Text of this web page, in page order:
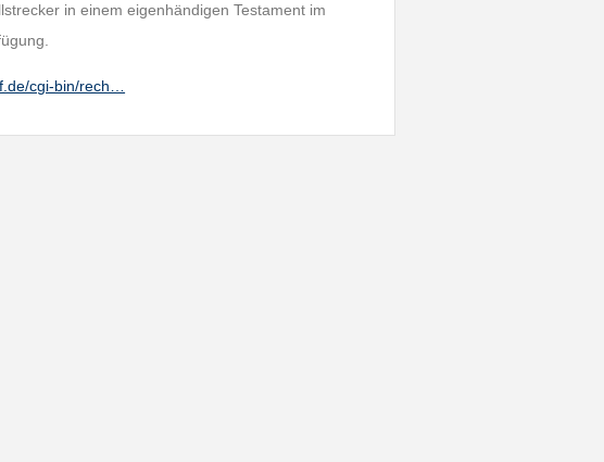
in einem eigenhändigen Testament im
cgi-bin/rech…